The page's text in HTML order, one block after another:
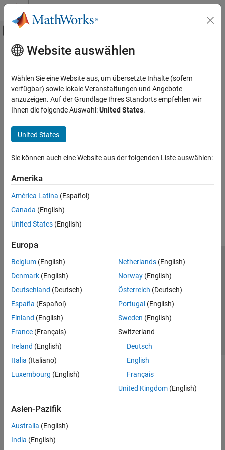
Weiter zum Inhalt
Umschaltung für Off-Canvas-
Startseite der Dokumentation
Hauptinhalt
How useful was this information?
Website auswählen
Wählen Sie eine Website aus, um übersetzte Inhalte (sofern
verfügbar) sowie lokale Veranstaltungen und Angebote
anzuzeigen. Auf der Grundlage Ihres Standorts empfehlen wir
Ihnen die folgende Auswahl:United States.
United States
Sie können auch eine Website aus der folgenden Liste auswählen:
Amerika
América Latina (Español)
Canada (English)
United States (English)
Europa
Belgium (English)
Denmark (English)
Deutschland (Deutsch)
España (Español)
Finland (English)
France (Français)
Ireland (English)
Italia (Italiano)
Luxembourg (English)
Netherlands(English)
Norway(English)
Österreich (Deutsch)
Portugal (English)
Sweden (English)
Switzerland
Deutsch
English
Français
United Kingdom(English)
Asien-Pazifik
Australia (English)
India (English)
Trust Center
Datenschutz-Richtlinien
Datendiebstahl verhindern
Status von Anwendungen
© 1994-2026 The MathWorks, Inc.
Website auswählen
Deutschland